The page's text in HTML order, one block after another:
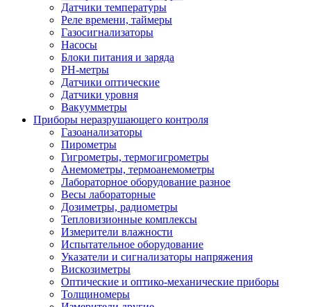
Датчики температуры
Реле времени, таймеры
Газосигнализаторы
Насосы
Блоки питания и заряда
PH-метры
Датчики оптические
Датчики уровня
Вакуумметры
Приборы неразрушающего контроля
Газоанализаторы
Пирометры
Гигрометры, термогигрометры
Анемометры, термоанемометры
Лабораторное оборудование разное
Весы лабораторные
Дозиметры, радиометры
Тепловизионные комплексы
Измерители влажности
Испытательное оборудование
Указатели и сигнализаторы напряжения
Вискозиметры
Оптические и оптико-механические приборы
Толщиномеры